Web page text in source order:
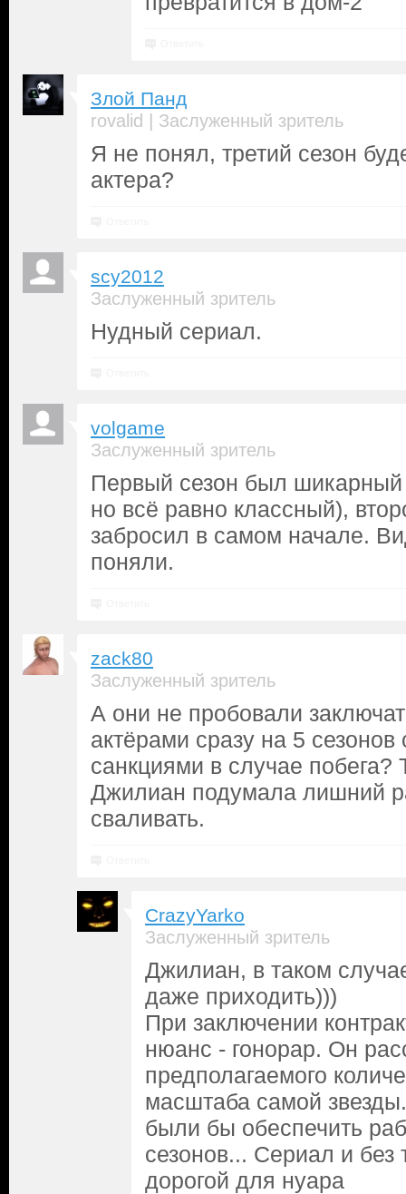
Злой Панд
rovalid | Заслуженный зритель
Я не понял, третий сезон
актера?
scy2012
Заслуженный зритель
Нудный сериал.
volgame
Заслуженный зритель
Первый сезон был
но всё равно классный),
забросил в самом начале.
поняли.
zack80
Заслуженный зритель
А они не пробовали
актёрами сразу на 5
санкциями в случае побега?
Джилиан подумала лишний
сваливать.
CrazyYarko
Заслуженный зритель
Джилиан, в таком
даже приходить)))
При заключении
нюанс - гонорар. Он
предполагаемого
масштаба самой
были бы обеспечить
сезонов... Сериал и без
дорогой для нуара